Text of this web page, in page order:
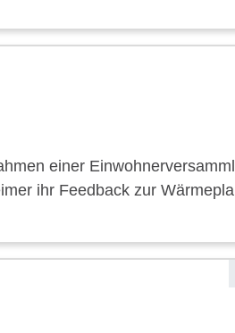
einer
ihr Feedback zur